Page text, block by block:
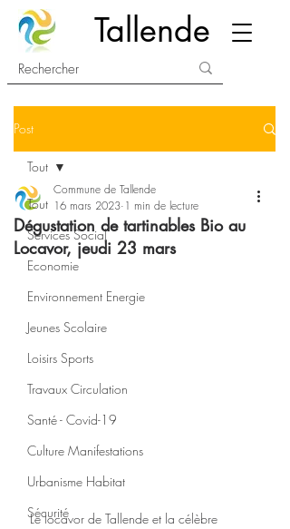
Tallende
Post
Tout
Services Social
Economie
Environnement Energie
Jeunes Scolaire
Loisirs Sports
Travaux Circulation
Santé - Covid-19
Culture Manifestations
Urbanisme Habitat
Sécurité
Tout
Dégustation de tartinables Bio au
Locavor, jeudi 23 mars
Commune de Tallende
16 mars 2023 1 min de lecture
Le locavor de Tallende et la célèbre